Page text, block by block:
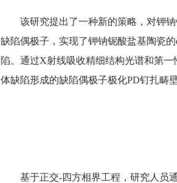
该研究提出了一种新的策略，对钾
缺陷偶极子，实现了钾钠铌酸盐基陶瓷的
陷。通过X射线吸收精细结构光谱和第
体缺陷形成的缺陷偶极子极化PD钉扎畴
基于正交-四方相界工程，研究人员